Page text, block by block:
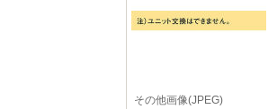
その他画像(JPEG)